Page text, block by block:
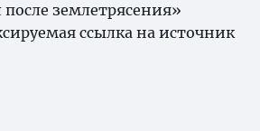
после землетрясения»
ссылка на источник